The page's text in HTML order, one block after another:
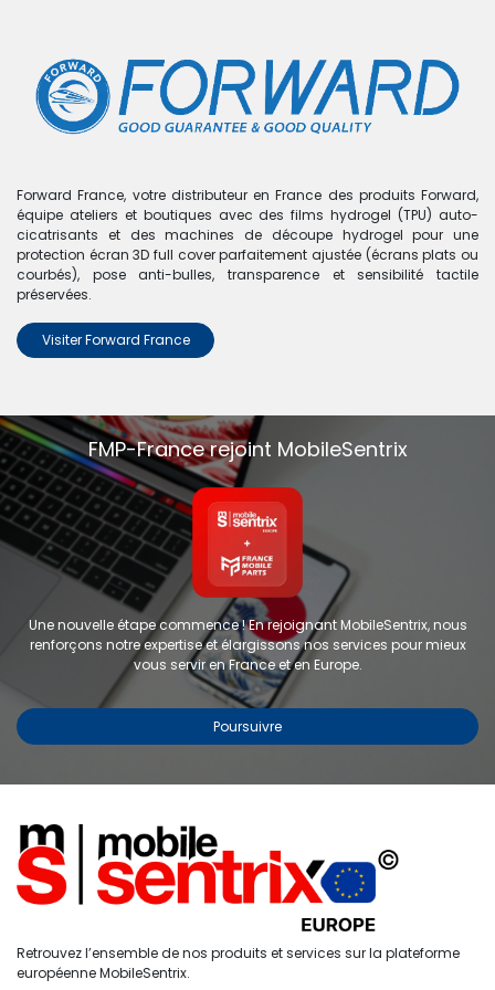
Étiquettes
Accueil Recherche
0
Compte
Boutique 0 articles trouvés.
Nous n'avons trouvé aucun
produit !
Aucun produit défini dans la catégorieTab S9 FE Plus -
X610.
Forward France, votre distributeur en France des produits Forward,
équipe ateliers et boutiques avec des films hydrogel (TPU) auto-
cicatrisants et des machines de découpe hydrogel pour une
protection écran 3D full cover parfaitement ajustée (écrans plats ou
courbés), pose anti-bulles, transparence et sensibilité tactile
préservées.
Visiter Forward France
FMP-France rejoint MobileSentrix
Une nouvelle étape commence ! En rejoignant MobileSentrix, nous
renforçons notre expertise et élargissons nos services pour mieux
vous servir en France et en Europe.
Poursuivre
Retrouvez l’ensemble de nos produits et services sur la plateforme
européenne MobileSentrix.
Copyright © 2024 FMP-France. Tous droits réservés